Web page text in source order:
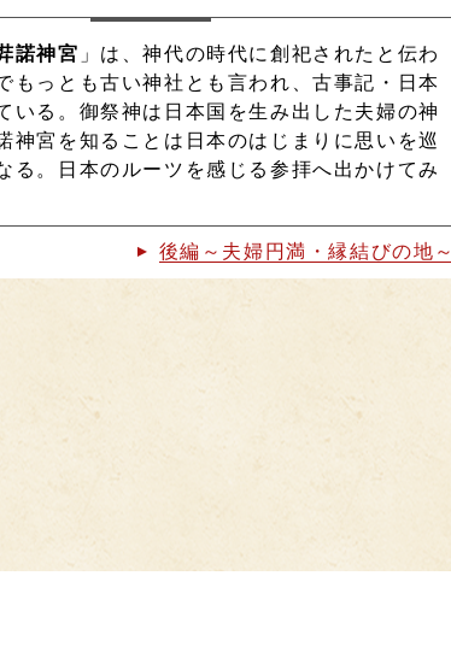
諾神宮 」は、神代の時代に創祀されたと伝わ
もっとも古い神社とも言われ、古事記・日本
いる。御祭神は日本国を生み出した夫婦の神
神宮を知ることは日本のはじまりに思いを巡
る。日本のルーツを感じる参拝へ出かけてみ
後編～夫婦円満・縁結びの地～